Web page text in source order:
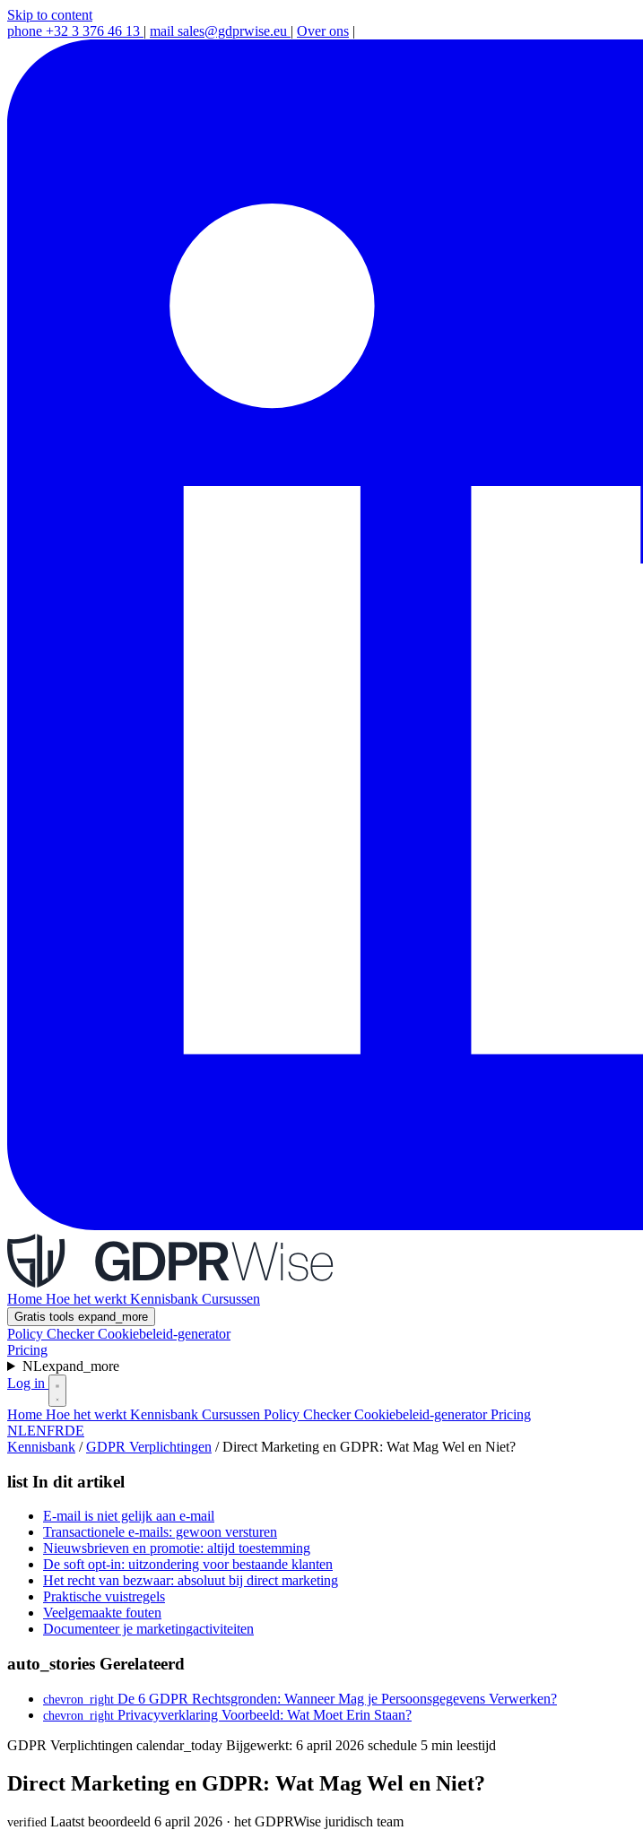
Skip to content
phone +32 3 376 46 13 | mail sales@gdprwise.eu | Over ons |
Home Hoe het werkt Kennisbank Cursussen
Gratis tools expand_more
Policy CheckerCookiebeleid-generator
Pricing
NLexpand_more
Log in
Home Hoe het werkt Kennisbank Cursussen Policy CheckerCookiebeleid-generatorPricing
NLENFRDE
Kennisbank / GDPR Verplichtingen / Direct Marketing en GDPR: Wat Mag Wel en Niet?
list In dit artikel
E-mail is niet gelijk aan e-mail
Transactionele e-mails: gewoon versturen
Nieuwsbrieven en promotie: altijd toestemming
De soft opt-in: uitzondering voor bestaande klanten
Het recht van bezwaar: absoluut bij direct marketing
Praktische vuistregels
Veelgemaakte fouten
Documenteer je marketingactiviteiten
auto_stories Gerelateerd
chevron_right De 6 GDPR Rechtsgronden: Wanneer Mag je Persoonsgegevens Verwerken?
chevron_right Privacyverklaring Voorbeeld: Wat Moet Erin Staan?
GDPR Verplichtingen calendar_today Bijgewerkt: 6 april 2026 schedule 5 min leestijd
Direct Marketing en GDPR: Wat Mag Wel en Niet?
verified Laatst beoordeeld 6 april 2026 · het GDPRWise juridisch team